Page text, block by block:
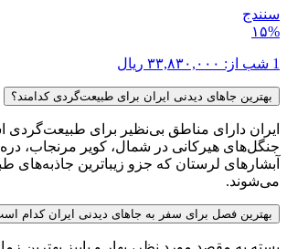
سنندج
۱۵%
1 شب از: ۳۳,۸۳۰,۰۰۰ ریال
بهترین جاهای دیدنی ایران برای طبیعت‌گردی کدامند؟
ایران دارای مناطق بی‌نظیر برای طبیعت‌گردی
جنگل‌های هیرکانی در شمال، کویر مرنجاب،
آبشارهای لرستان که جزو زیباترین جاذبه‌های
می‌شوند.
بهترین فصل برای سفر به جاهای دیدنی ایران کدام